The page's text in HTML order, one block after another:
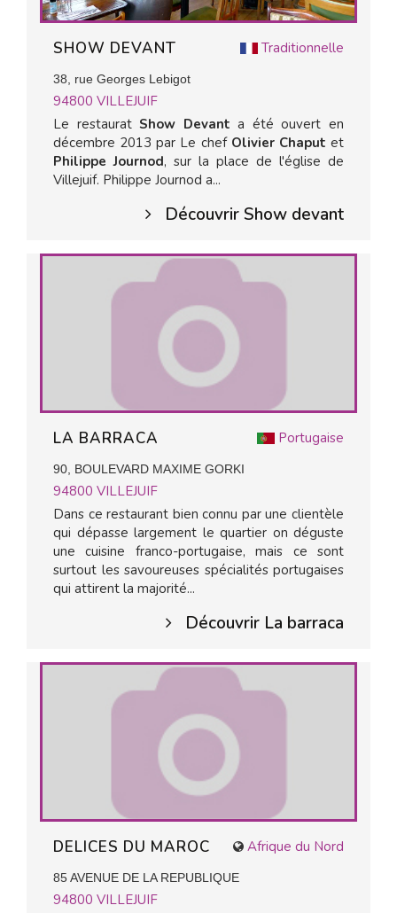
Traditionnelle
SHOW DEVANT
38, rue Georges Lebigot
94800 VILLEJUIF
Le restauratShow Devanta été ouvert en
décembre 2013 par Le chef Olivier Chaput et
Philippe Journod, sur la place de l'église de
Villejuif. Philippe Journod a...
Découvrir Show devant
Portugaise
LA BARRACA
90, BOULEVARD MAXIME GORKI
94800 VILLEJUIF
Dans ce restaurant bien connu par une clientèle
qui dépasse largement le quartier on déguste
une cuisine franco-portugaise, mais ce sont
surtout les savoureuses spécialités portugaises
qui attirent la majorité...
Découvrir La barraca
Afrique du Nord
DELICES DU MAROC
85 AVENUE DE LA REPUBLIQUE
94800 VILLEJUIF